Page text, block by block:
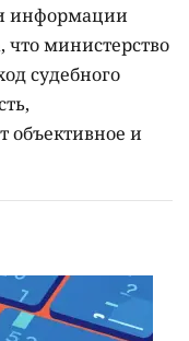
информации
что министерство
судебного
объективное и